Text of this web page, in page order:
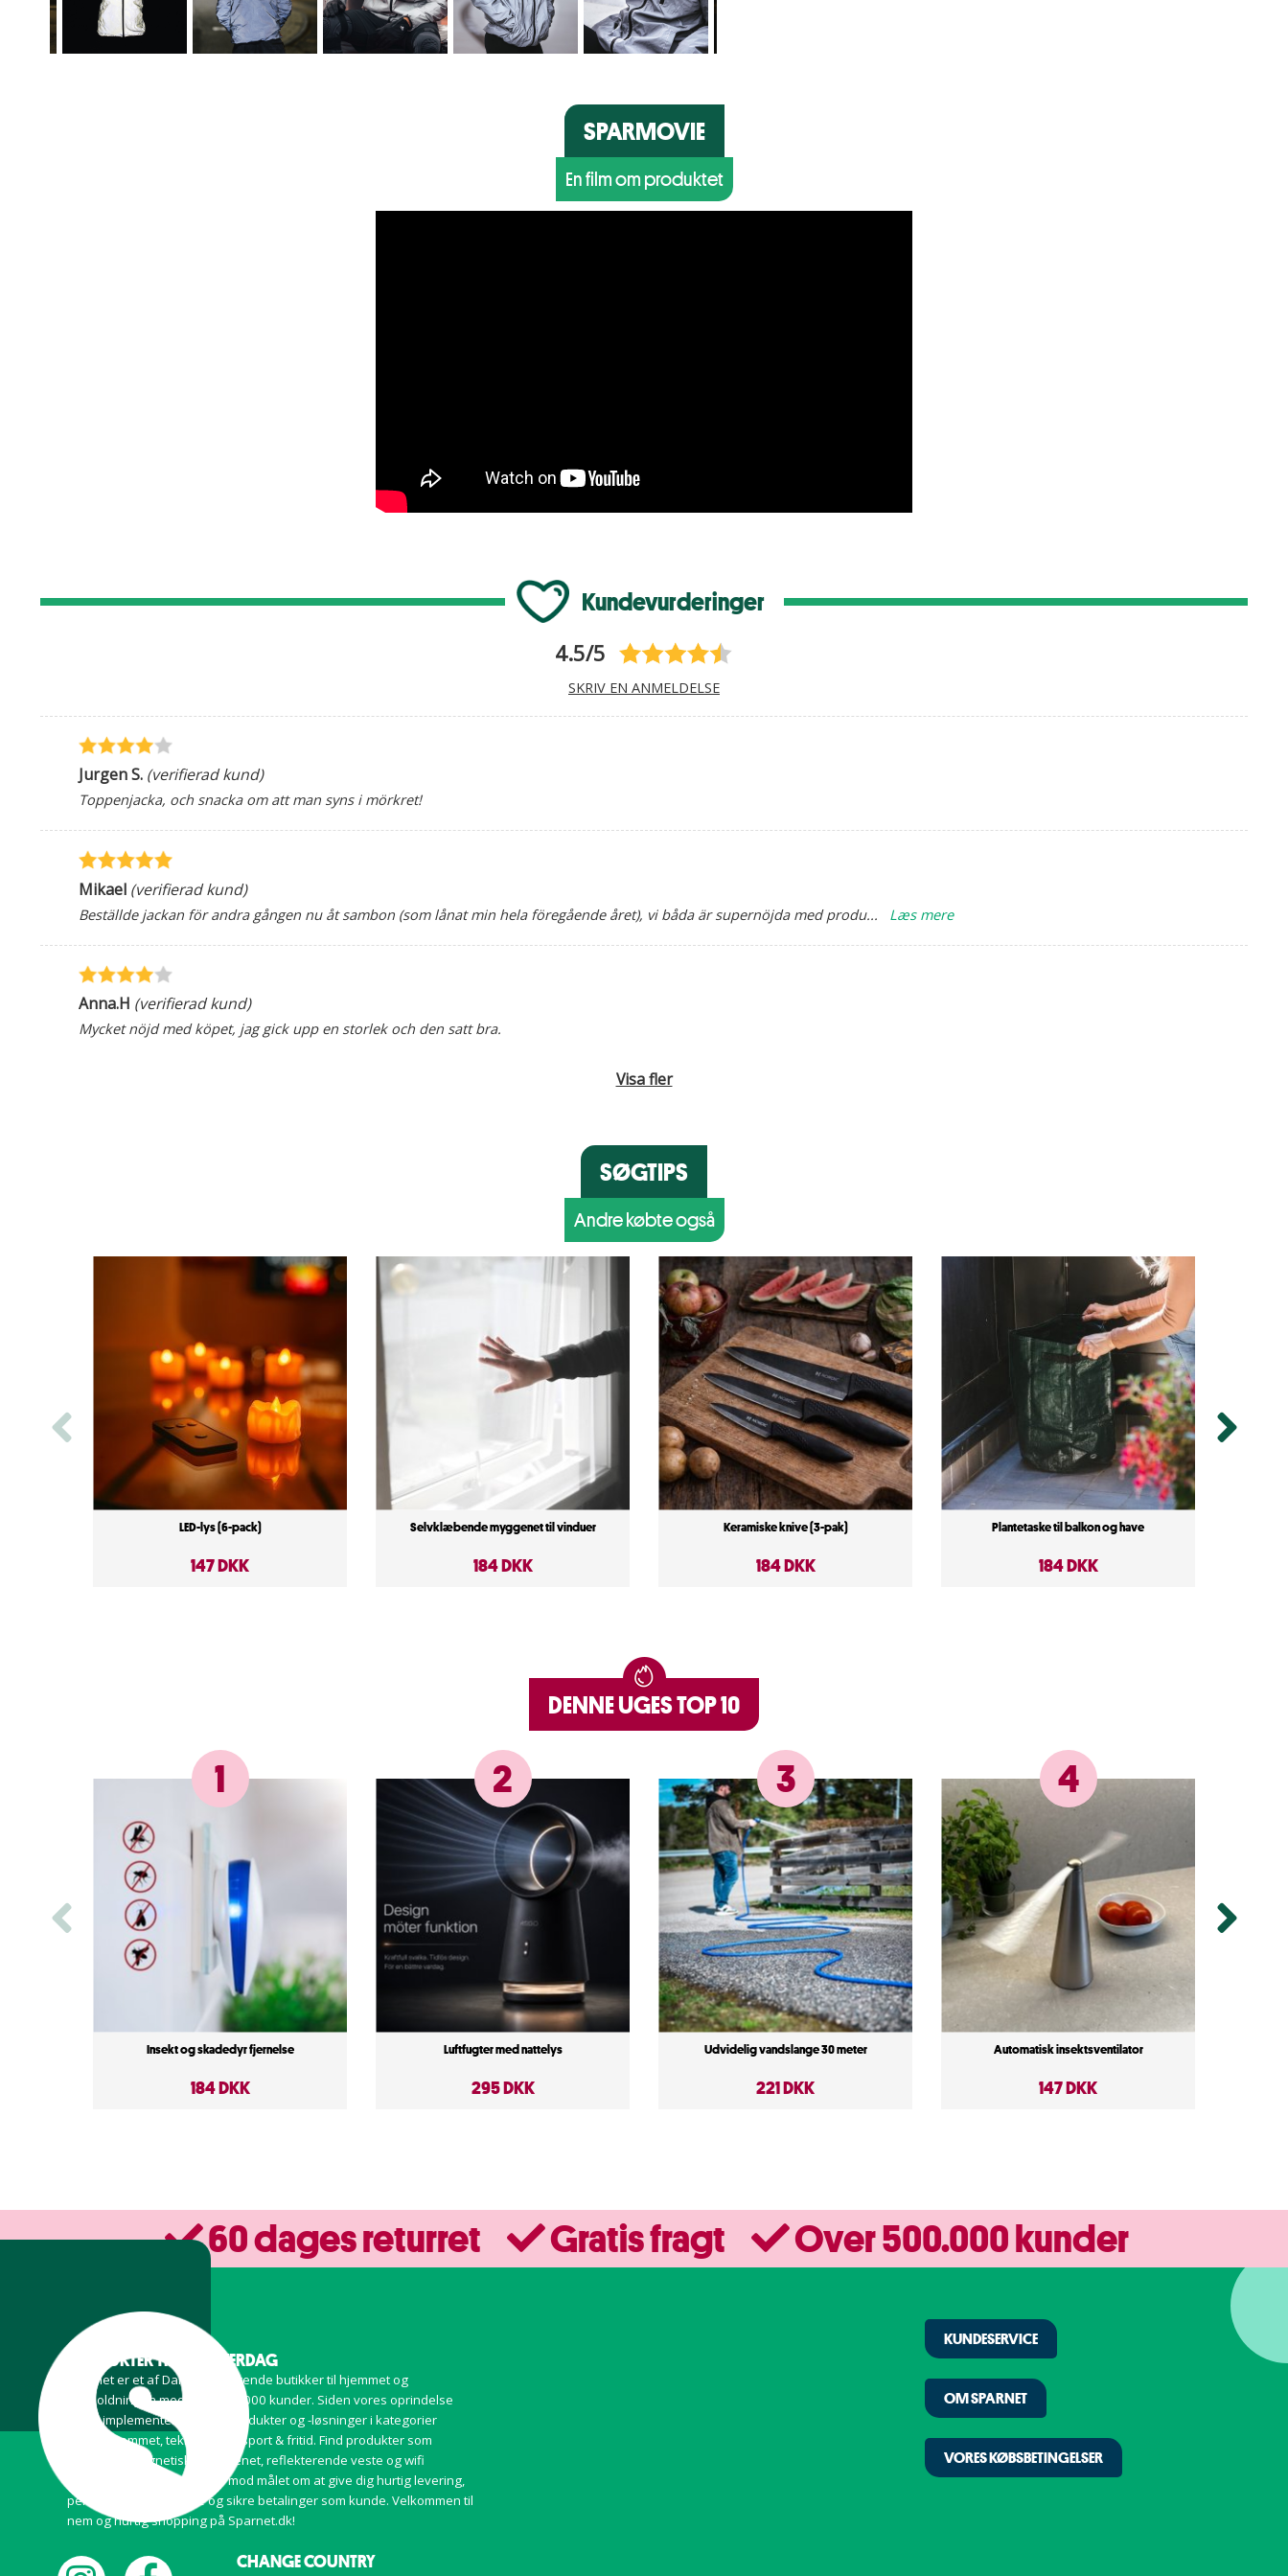
SPARMOVIE
En film om produktet
Kundevurderinger
4.5/5
SKRIV EN ANMELDELSE
Jurgen S. (verifierad kund)
Toppenjacka, och snacka om att man syns i mörkret!
Mikael (verifierad kund)
Beställde jackan för andra gången nu åt sambon (som lånat min hela föregående året), vi båda är supernöjda med produ... Læs mere
Anna.H (verifierad kund)
Mycket nöjd med köpet, jag gick upp en storlek och den satt bra.
Visa fler
SØGTIPS
Andre købte også
LED-lys (6-pack)
147 DKK
Selvklæbende myggenet til vinduer
184 DKK
Keramiske knive (3-pak)
184 DKK
Plantetaske til balkon og have
184 DKK
DENNE UGES TOP 10
1
Insekt og skadedyr fjernelse
184 DKK
2
Luftfugter med nattelys
295 DKK
3
Udvidelig vandslange 30 meter
221 DKK
4
Automatisk insektsventilator
147 DKK
60 dages returret Gratis fragt Over 500.000 kunder
CHANGE COUNTRY
PRODUKTER TIL DIN HVERDAG
Sparnet er et af Danmarks førende butikker til hjemmet og
husholdningen med over 500 000 kunder. Siden vores oprindelse
har vi implementeret smart-produkter og -løsninger i kategorier
såsom hjemmet, teknologi og sport & fritid. Find produkter som
luftkølere, magnetiske myggenet, reflekterende veste og wifi
extenders. Vi arbejder altid mod målet om at give dig hurtig levering,
personlig kundeservice og sikre betalinger som kunde. Velkommen til
nem og hurtig shopping på Sparnet.dk!
KUNDESERVICE
OM SPARNET
VORES KØBSBETINGELSER